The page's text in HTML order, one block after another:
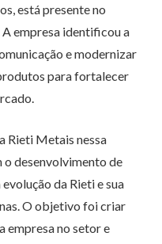
está presente no
A empresa identificou a
e modernizar
para fortalecer
RietiMetais nessa
desenvolvimento de
da Rietie sua
O objetivo foi criar
empresa no setor e